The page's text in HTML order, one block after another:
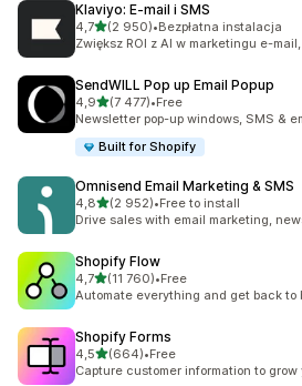
Klaviyo: E‑mail i SMS
4,7na 5 gwiazdek
(2 950)
Łączna liczba recenzji: 2950
•Bezpłatna instalacja
Zwiększ ROI z AI w marketingu e-
SendWILL Pop up Email Popup
4,9na 5 gwiazdek
(7 477)
Łączna liczba recenzji: 7477
•Free
Newsletter pop-up windows, SMS &
Built for Shopify
Omnisend Email Marketing & SMS
4,8na 5 gwiazdek
(2 952)
Łączna liczba recenzji: 2952
•Free to install
Drive sales with email marketing,
Shopify Flow
4,7na 5 gwiazdek
(11 760)
Łączna liczba recenzji: 11760
•Free
Automate everything and get back to
Shopify Forms
4,5na 5 gwiazdek
(664)
Łączna liczba recenzji: 664
•Free
Capture customer information to